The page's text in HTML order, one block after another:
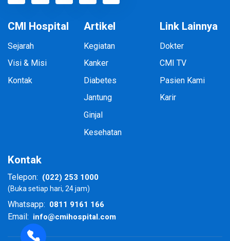
CMI Hospital
Sejarah
Visi & Misi
Kontak
Artikel
Kegiatan
Kanker
Diabetes
Jantung
Ginjal
Kesehatan
Link Lainnya
Dokter
CMI TV
Pasien Kami
Karir
Kontak
Telepon: (022) 253 1000
(Buka setiap hari, 24 jam)
Whatsapp: 0811 9161 166
Email: info@cmihospital.com